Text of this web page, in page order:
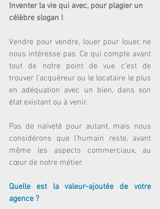
Inventer la vie qui avec, pour plagier un
célèbre slogan !
Vendre pour vendre, louer pour louer, ne
nous intéresse pas. Ce qui compte avant
tout de notre point de vue c’est de
trouver l’acquéreur ou le locataire le plus
en adéquation avec un bien, dans son
état existant ou à venir.
Pas de naïveté pour autant, mais nous
considérons que l’humain reste, avant
même les aspects commerciaux, au
cœur de notre métier.
Quelle est la valeur-ajoutée de votre
agence ?